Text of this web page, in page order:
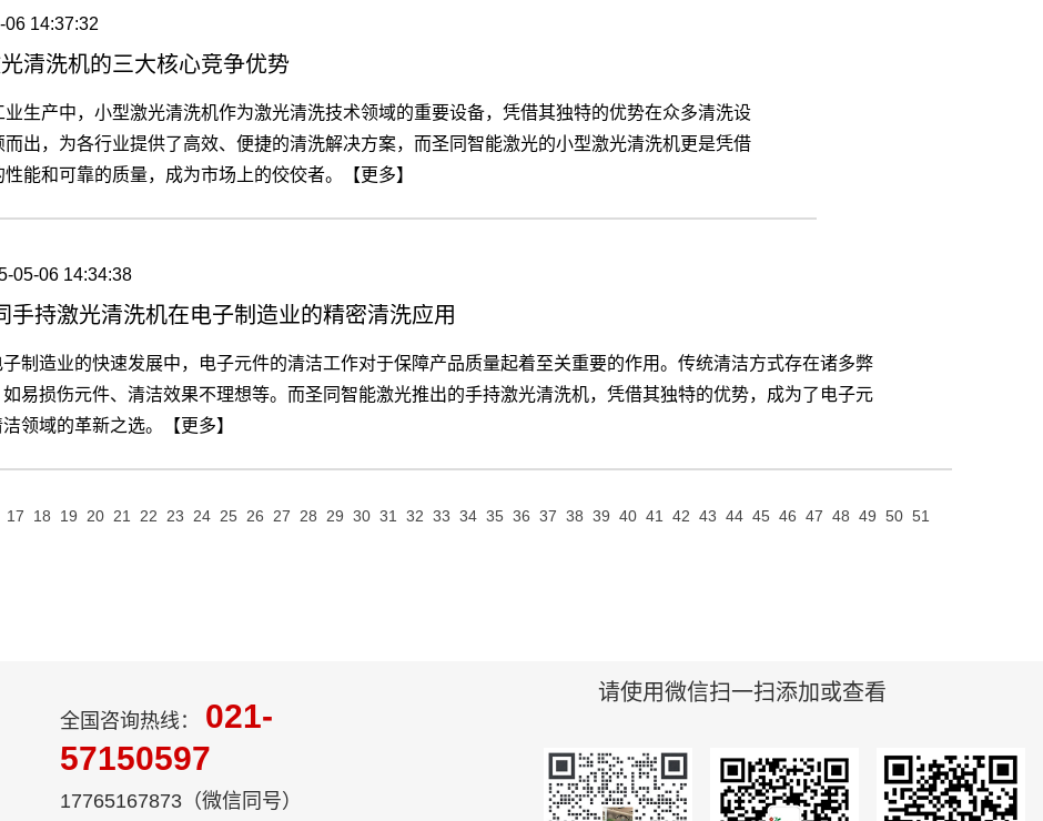
06 14:37:32
清洗机的三大核心竞争优势
业生产中，小型激光清洗机作为激光清洗技术领域的重要设备，凭借其独特的优势在众多清洗设
而出，为各行业提供了高效、便捷的清洗解决方案，而圣同智能激光的小型激光清洗机更是凭借
能和可靠的质量，成为市场上的佼佼者。【更多】
05-06 14:34:38
手持激光清洗机在电子制造业的精密清洗应用
制造业的快速发展中，电子元件的清洁工作对于保障产品质量起着至关重要的作用。传统清洁方式存在诸多弊
易损伤元件、清洁效果不理想等。而圣同智能激光推出的手持激光清洗机，凭借其独特的优势，成为了电子元
领域的革新之选。【更多】
17 18 19 20 21 22 23 24 25 26 27 28 29 30 31 32 33 34 35 36 37 38 39 40 41 42 43 44 45 46 47 48 49 50 51
全国咨询热线： 021-
57150597
17765167873（微信同号）
请使用微信扫一扫添加或查看